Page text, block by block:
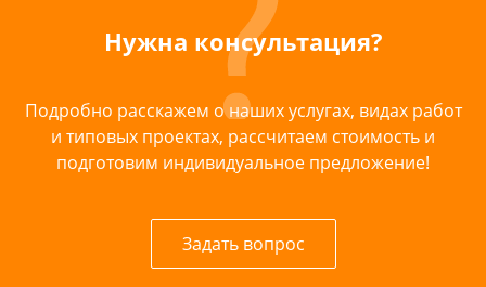
Нужна консультация?
Подробно расскажем о наших услугах, видах работ
и типовых проектах, рассчитаем стоимость и
подготовим индивидуальное предложение!
Задать вопрос